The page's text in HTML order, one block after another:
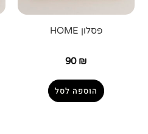
פסלון HOME
90₪
הוספה לסל